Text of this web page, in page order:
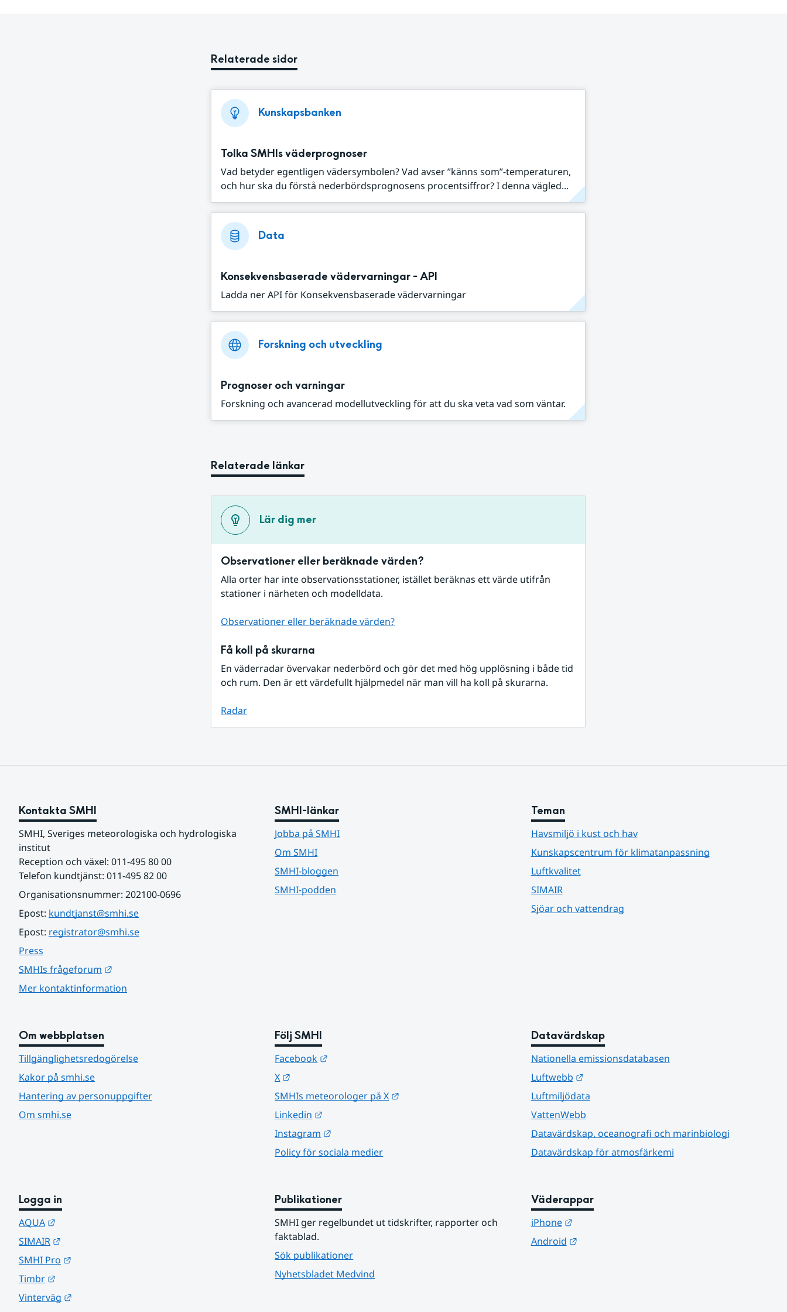
Relaterade sidor
Kunskapsbanken
Tolka SMHIs väderprognoser
Vad betyder egentligen vädersymbolen? Vad avser ”känns som”-temperaturen,
och hur ska du förstå nederbördsprognosens procentsiffror? I denna vägled...
Data
Konsekvensbaserade vädervarningar - API
Ladda ner API för Konsekvensbaserade vädervarningar
Forskning och utveckling
Prognoser och varningar
Forskning och avancerad modellutveckling för att du ska veta vad som väntar.
Relaterade länkar
Lär dig mer
Observationer eller beräknade värden?
Alla orter har inte observationsstationer, istället beräknas ett värde utifrån
stationer i närheten och modelldata.
Observationer eller beräknade värden?
Få koll på skurarna
En väderradar övervakar nederbörd och gör det med hög upplösning i både tid
och rum. Den är ett värdefullt hjälpmedel när man vill ha koll på skurarna.
Radar
Kontakta SMHI
SMHI, Sveriges meteorologiska och hydrologiska
institut
Reception och växel: 011-495 80 00
Telefon kundtjänst: 011-495 82 00
Organisationsnummer: 202100-0696
Epost: kundtjanst@smhi.se
Epost: registrator@smhi.se
Press
SMHIs frågeforum
Mer kontaktinformation
SMHI-länkar
Jobba på SMHI
Om SMHI
SMHI-bloggen
SMHI-podden
Teman
Havsmiljö i kust och hav
Kunskapscentrum för klimatanpassning
Luftkvalitet
SIMAIR
Sjöar och vattendrag
Om webbplatsen
Tillgänglighetsredogörelse
Kakor på smhi.se
Hantering av personuppgifter
Om smhi.se
Följ SMHI
Facebook
X
SMHIs meteorologer på X
Linkedin
Instagram
Policy för sociala medier
Datavärdskap
Nationella emissionsdatabasen
Luftwebb
Länk till annan webbplats.
Luftmiljödata
VattenWebb
Datavärdskap, oceanografi och marinbiologi
Datavärdskap för atmosfärkemi
Logga in
AQUA
SIMAIR
SMHI Pro
Timbr
Vinterväg
Publikationer
SMHI ger regelbundet ut tidskrifter, rapporter och
faktablad.
Sök publikationer
Nyhetsbladet Medvind
Väderappar
iPhone
Länk till annan webbplats.
Android
Länk till annan webbplats.